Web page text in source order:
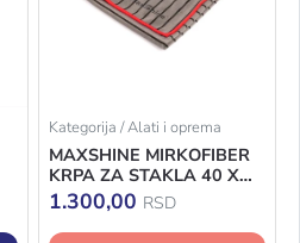
Kategorija / Alati i oprema
MAXSHINE MIRKOFIBER
KRPA ZA STAKLA 40 X
40CM 3/1
1.300,00 RSD